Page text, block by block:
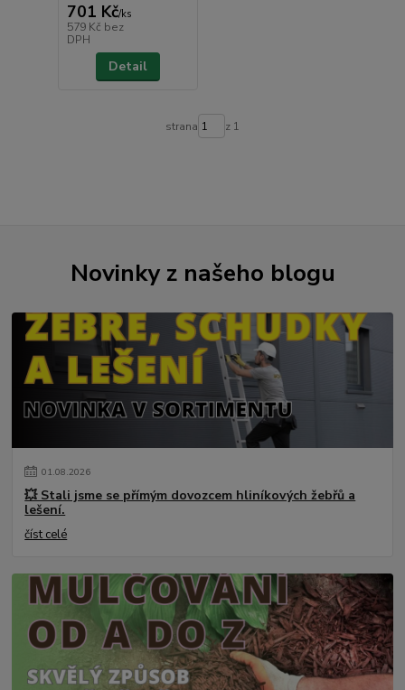
701 Kč/ks
579 Kč bez
DPH
Detail
strana z 1
Novinky z našeho blogu
01.08.2026
💥 Stali jsme se přímým dovozcem hliníkových žebřů a
lešení.
číst celé